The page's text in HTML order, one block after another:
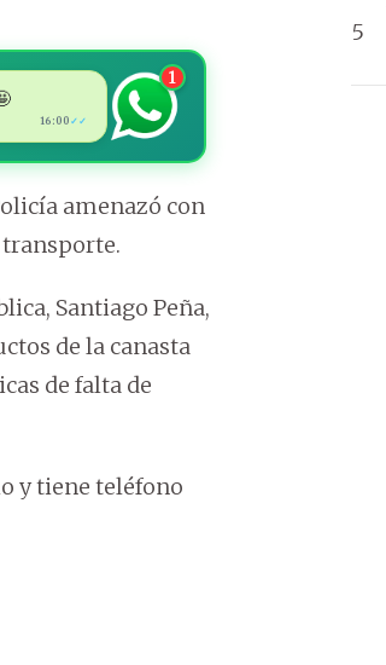
16:00 ✓✓
1
amenazó con
Santiago Peña,
de la canasta
de falta de
y tiene teléfono